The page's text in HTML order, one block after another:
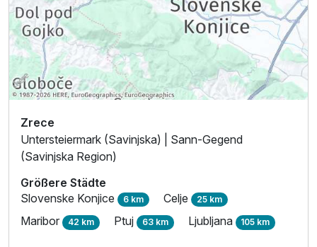
Zrece
Untersteiermark (Savinjska) | Sann-Gegend
(Savinjska Region)
Größere Städte
Slovenske Konjice 6 km Celje 25 km
Maribor 42 km Ptuj 63 km Ljubljana 105 km